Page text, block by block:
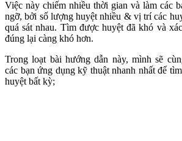
Việc này chiếm nhiều thời gian và làm các
ngỡ, bởi số lượng huyệt nhiều & vị trí các
quá sát nhau. Tìm được huyệt đã khó và
đúng lại càng khó hơn.
Trong loạt bài hướng dẫn này, mình sẽ
các bạn ứng dụng kỹ thuật nhanh nhất để
huyệt bất kỳ;